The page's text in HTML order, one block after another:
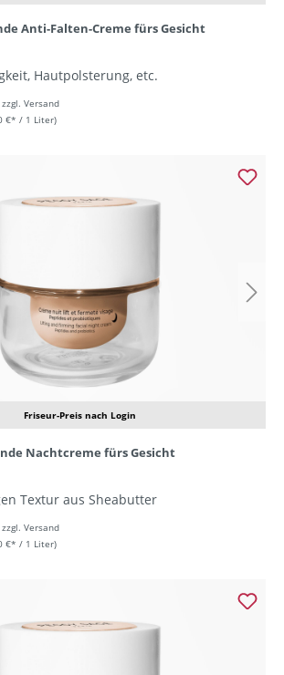
Anti-Falten-Creme fürs Gesicht
Hautpolsterung, etc.
€* / 1 Liter)
Versand
Friseur-Preis nach Login
Nachtcreme fürs Gesicht
Textur aus Sheabutter
€* / 1 Liter)
Versand